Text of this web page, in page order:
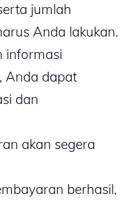
jumlah
Anda lakukan.
informasi
Anda dapat
dan
akan segera
berhasil,